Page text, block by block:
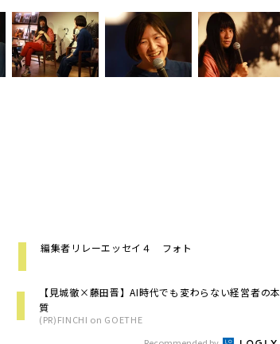
編集者リレーエッセイ４ フォト
【見城徹×藤田晋】AI時代でも変わらない経営者の本
質
(PR)FINCHI on GOETHE